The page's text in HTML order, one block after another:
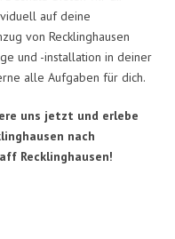
auf deine
von Recklinghausen
und -installation in deiner
alle Aufgaben für dich.
uns jetzt und erlebe
nach
Recklinghausen!